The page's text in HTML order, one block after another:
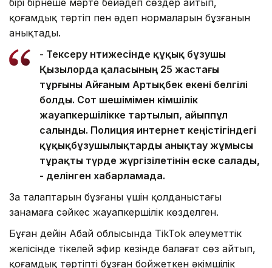
бірі бірнеше мәрте бейәдеп сөздер айтып,
қоғамдық тәртіп пен әдеп нормаларын бұзғанын
анықтады.
- Тексеру нәтижесінде құқық бұзушы
Қызылорда қаласының 25 жастағы
тұрғыны Айғаным Артықбек екені белгілі
болды. Сот шешімімен әкімшілік
жауапкершілікке тартылып, айыппұл
салынды. Полиция интернет кеңістігіндегі
құқықбұзушылықтарды анықтау жұмысы
тұрақты түрде жүргізілетінін еске салады,
- делінген хабарламада.
Заң талаптарын бұзғаны үшін қолданыстағы
заңнамаға сәйкес жауапкершілік көзделген.
Бұған дейін Абай облысында TikTok әлеуметтік
желісінде тікелей эфир кезінде балағат сөз айтып,
қоғамдық тәртіпті бұзған бойжеткен әкімшілік